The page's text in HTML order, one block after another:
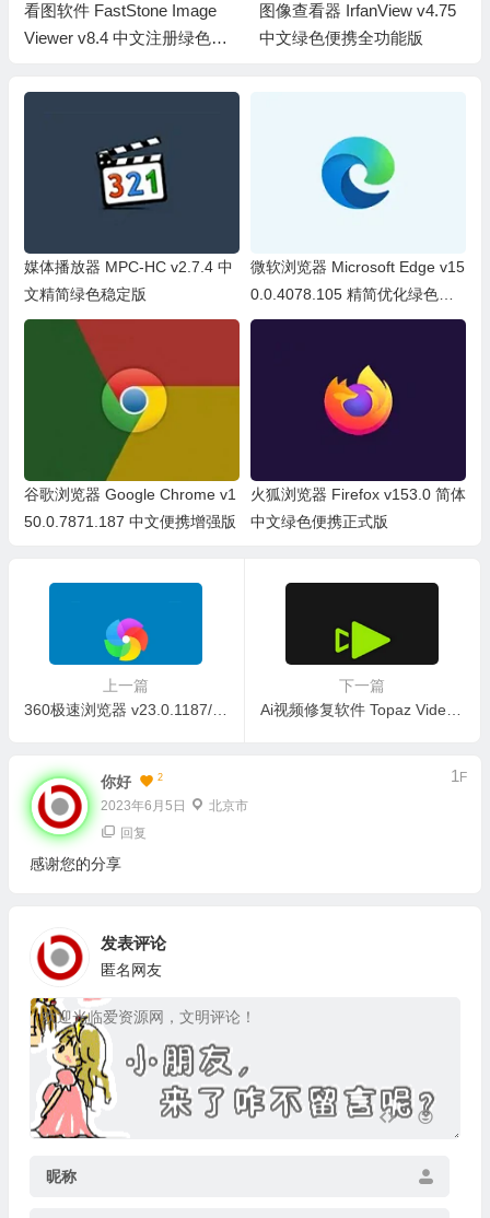
看图软件 FastStone Image
Viewer v8.4 中文注册绿色便
图像查看器 IrfanView v4.75
中文绿色便携全功能版
媒体播放器 MPC-HC v2.7.4 中
文精简绿色稳定版
微软浏览器 Microsoft Edge v15
0.0.4078.105 精简优化绿色便
携版
谷歌浏览器 Google Chrome v1
50.0.7871.187 中文便携增强版
火狐浏览器 Firefox v153.0 简体
中文绿色便携正式版
上一篇
360极速浏览器 v23.0.1187/ 23.1.1216.64 精简优化绿色便携版+安装版
下一篇
你好 2
2023年6月5日 北京市
1 F
回复
感谢您的分享
发表评论
匿名网友
昵称